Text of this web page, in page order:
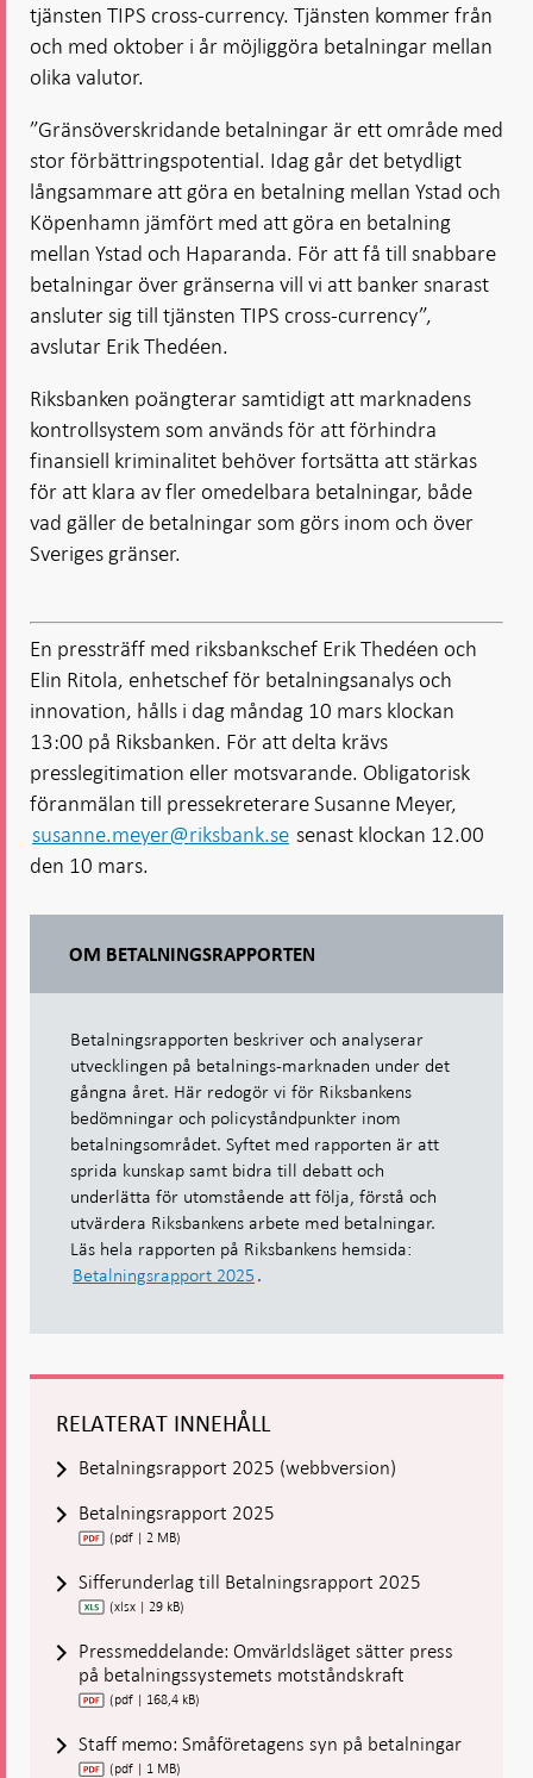
tjänsten TIPS cross-currency. Tjänsten kommer från
och med oktober i år möjliggöra betalningar mellan
olika valutor.
”Gränsöverskridande betalningar är ett område med
stor förbättringspotential. Idag går det betydligt
långsammare att göra en betalning mellan Ystad och
Köpenhamn jämfört med att göra en betalning
mellan Ystad och Haparanda. För att få till snabbare
betalningar över gränserna vill vi att banker snarast
ansluter sig till tjänsten TIPS cross-currency”,
avslutar Erik Thedéen.
Riksbanken poängterar samtidigt att marknadens
kontrollsystem som används för att förhindra
finansiell kriminalitet behöver fortsätta att stärkas
för att klara av fler omedelbara betalningar, både
vad gäller de betalningar som görs inom och över
Sveriges gränser.
En pressträff med riksbankschef Erik Thedéen och
Elin Ritola, enhetschef för betalningsanalys och
innovation, hålls i dag måndag 10 mars klockan
13:00 på Riksbanken. För att delta krävs
presslegitimation eller motsvarande. Obligatorisk
föranmälan till pressekreterare Susanne Meyer,
susanne.meyer@riksbank.se senast klockan 12.00
den 10 mars.
OM BETALNINGSRAPPORTEN
Betalningsrapporten beskriver och analyserar
utvecklingen på betalnings-marknaden under det
gångna året. Här redogör vi för Riksbankens
bedömningar och policyståndpunkter inom
betalningsområdet. Syftet med rapporten är att
sprida kunskap samt bidra till debatt och
underlätta för utomstående att följa, förstå och
utvärdera Riksbankens arbete med betalningar.
Läs hela rapporten på Riksbankens hemsida:
Betalningsrapport 2025 .
RELATERAT INNEHÅLL
Betalningsrapport 2025 (webbversion)
Betalningsrapport 2025
(pdf | 2 MB)
Sifferunderlag till Betalningsrapport 2025
(xlsx | 29 kB)
Pressmeddelande: Omvärldsläget sätter press
på betalningssystemets motståndskraft
(pdf | 168,4 kB)
Staff memo: Småföretagens syn på betalningar
(pdf | 1 MB)